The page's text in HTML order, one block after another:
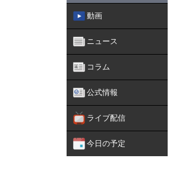
動画
ニュース
コラム
公式情報
ライブ配信
今日の予定